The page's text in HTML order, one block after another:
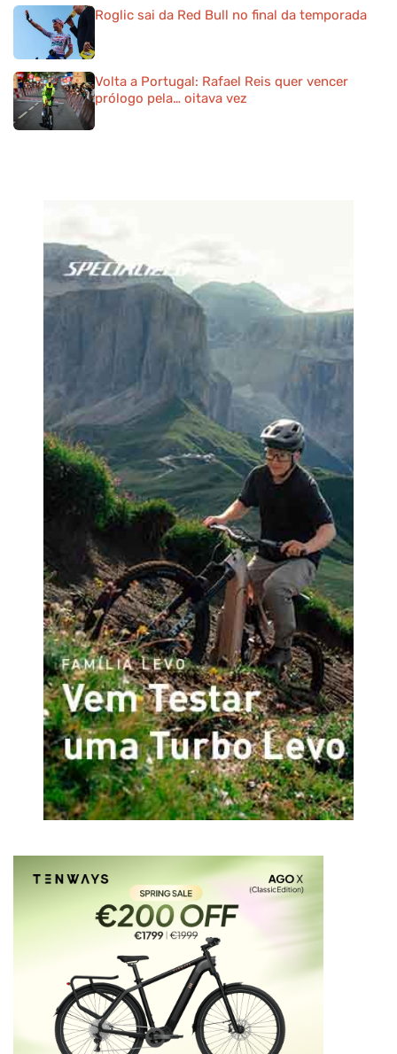
Roglic sai da Red Bull no final da temporada
Volta a Portugal: Rafael Reis quer vencer
prólogo pela… oitava vez